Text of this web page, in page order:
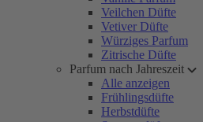
Veilchen Düfte
Vetiver Düfte
Würziges Parfum
Zitrische Düfte
Parfum nach Jahreszeit
Alle anzeigen
Frühlingsdüfte
Herbstdüfte